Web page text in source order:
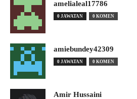
amelialeal17786
0 JAWATAN 0 KOMEN
amiebundey42309
0 JAWATAN 0 KOMEN
Amir Hussaini